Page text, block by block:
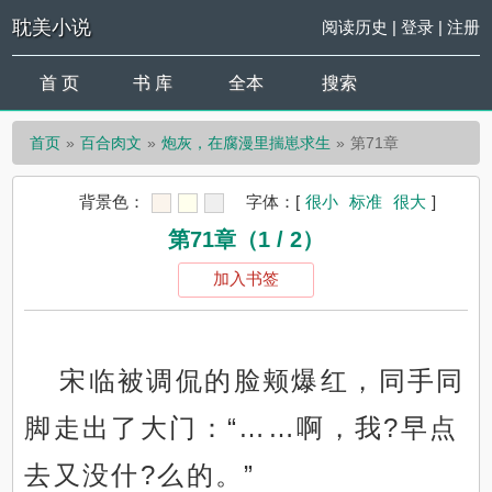
耽美小说 阅读历史 | 登录| 注册
首 页 书 库 全本 搜索
首页 百合肉文 炮灰，在腐漫里揣崽求生 第71章
背景色： 字体： [ 很小 标准 很大 ]
第71章（1 / 2）
加入书签
宋临被调侃的脸颊爆红，同手同
脚走出了大门：“……啊，我?早点
去又没什?么的。”